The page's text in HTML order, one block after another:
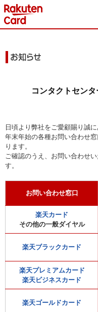
コンタクトセン
日頃より弊社をご愛顧賜り誠
年末年始の各種お問い合わせ
ります。
ご確認のうえ、お問い合わせ
す。
お問い合わせ窓口
楽天カード
その他の一般ダイヤル
楽天ブラックカード
楽天プレミアムカード
楽天ビジネスカード
楽天ゴールドカード